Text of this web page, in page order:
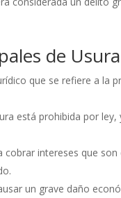
de Usura
que se refiere a la
está prohibida por
cobrar intereses que
un grave daño